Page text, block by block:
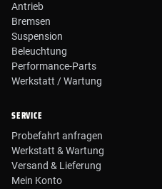
Antrieb
Bremsen
Suspension
Beleuchtung
Performance-Parts
Werkstatt / Wartung
SERVICE
Probefahrt anfragen
Werkstatt & Wartung
Versand & Lieferung
Mein Konto